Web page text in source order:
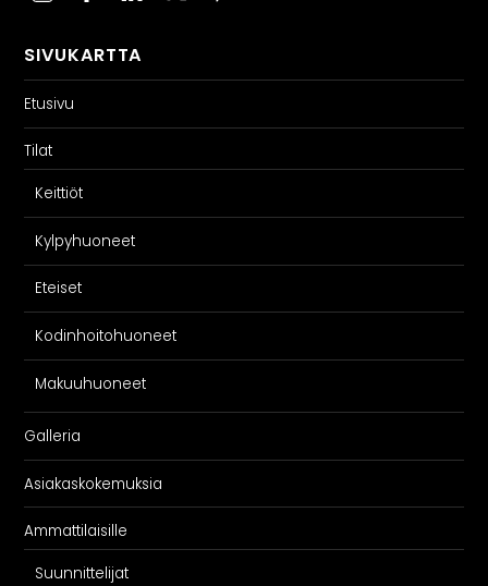
SIVUKARTTA
Etusivu
Tilat
Keittiöt
Kylpyhuoneet
Eteiset
Kodinhoitohuoneet
Makuuhuoneet
Galleria
Asiakaskokemuksia
Ammattilaisille
Suunnittelijat